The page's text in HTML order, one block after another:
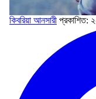
কিবরিয়া আনসারী প্রকাশিত: